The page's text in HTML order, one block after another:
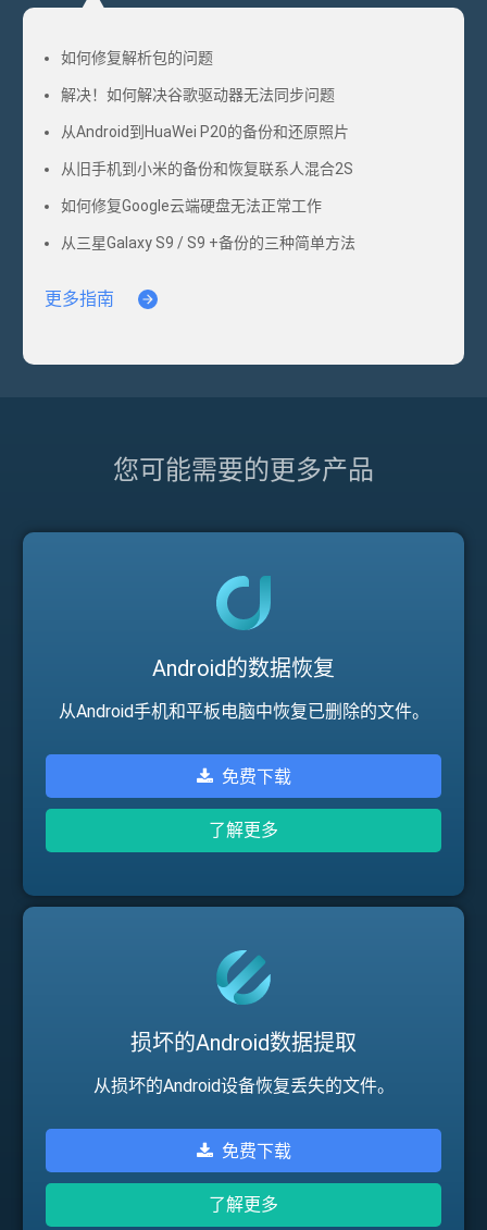
如何修复解析包的问题
解决！如何解决谷歌驱动器无法同步问题
从Android到HuaWei P20的备份和还原照片
从旧手机到小米的备份和恢复联系人混合2S
如何修复Google云端硬盘无法正常工作
从三星Galaxy S9 / S9 +备份的三种简单方法
更多指南
您可能需要的更多产品
Android的数据恢复
从Android手机和平板电脑中恢复已删除的文件。
免费下载
了解更多
损坏的Android数据提取
从损坏的Android设备恢复丢失的文件。
免费下载
了解更多